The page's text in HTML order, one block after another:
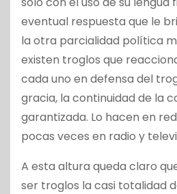
eventual respuesta que le
la otra parcialidad política
existen troglos que
cada uno en defensa del
gracia, la continuidad de la
garantizada. Lo hacen en
pocas veces en radio y
A esta altura queda claro
ser troglos la casi totalidad